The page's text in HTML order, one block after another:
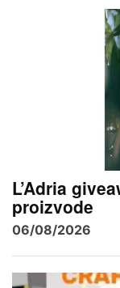
L’Adria
proizvode
06/08/2026